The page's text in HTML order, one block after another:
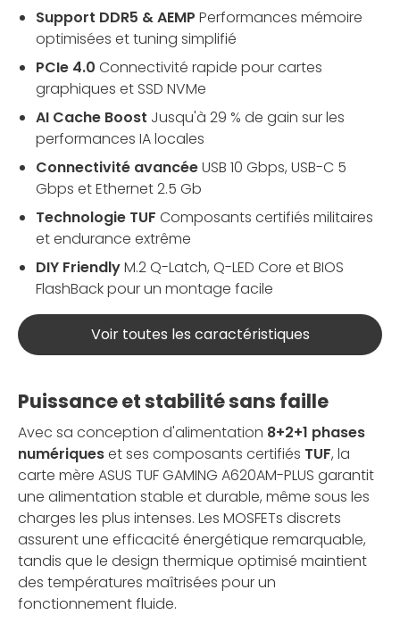
Support DDR5 & AEMP Performances mémoire
optimisées et tuning simplifié
PCIe 4.0 Connectivité rapide pour cartes
graphiques et SSD NVMe
AI Cache Boost Jusqu'à 29 % de gain sur les
performances IA locales
Connectivité avancéeUSB 10 Gbps, USB-C 5
Gbps et Ethernet 2.5 Gb
Technologie TUF Composants certifiés militaires
et endurance extrême
DIY FriendlyM.2 Q-Latch, Q-LED Core et BIOS
FlashBack pour un montage facile
Voir toutes les caractéristiques
Puissance et stabilité sans faille
Avec sa conception d'alimentation 8+2+1 phases
numériqueset ses composants certifiés TUF, la
carte mère ASUS TUF GAMING A620AM-PLUS garantit
une alimentation stable et durable, même sous les
charges les plus intenses. Les MOSFETs discrets
assurent une efficacité énergétique remarquable,
tandis que le design thermique optimisé maintient
des températures maîtrisées pour un
fonctionnement fluide.